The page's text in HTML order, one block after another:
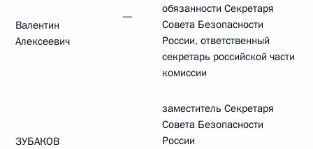
Валентин
Алексеевич
—
обязанности Секретаря
Совета Безопасности
России, ответственный
секретарь российской части
комиссии
ЗУБАКОВ
заместитель Секретаря
Совета Безопасности
России